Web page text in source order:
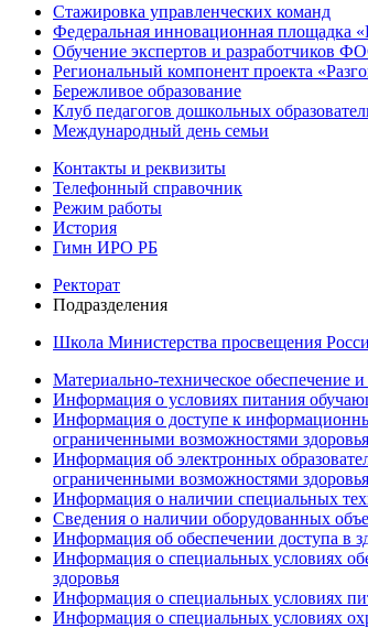
Стажировка управленческих команд
Федеральная инновационная площадка
Обучение экспертов и разработчиков
Региональный компонент проекта
Бережливое образование
Клуб педагогов дошкольных
Международный день семьи
Контакты и реквизиты
Телефонный справочник
Режим работы
История
Гимн ИРО РБ
Ректорат
Подразделения
Школа Министерства просвещения
Материально-техническое обеспечение
Информация о условиях питания
Информация о доступе к
ограниченными возможностями здоровья
Информация об электронных
ограниченными возможностями здоровья
Информация о наличии специальных
Сведения о наличии оборудованных
Информация об обеспечении доступа в
Информация о специальных условиях
здоровья
Информация о специальных условиях
Информация о специальных условиях